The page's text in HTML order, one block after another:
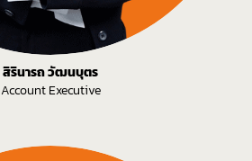
สิรินารถ วัฒนบุตร
Account Executive